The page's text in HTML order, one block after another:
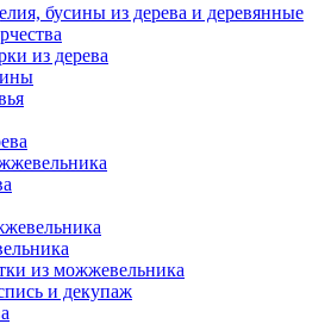
бусины из дерева и деревянные
из дерева
из можжевельника
и декупаж